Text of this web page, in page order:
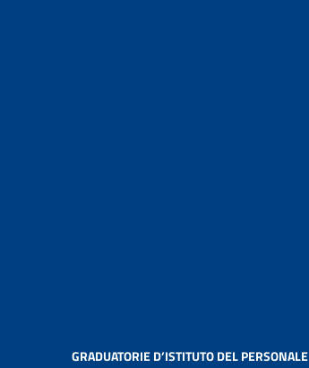
GRADUATORIE D’ISTITUTO DEL PERSONALE